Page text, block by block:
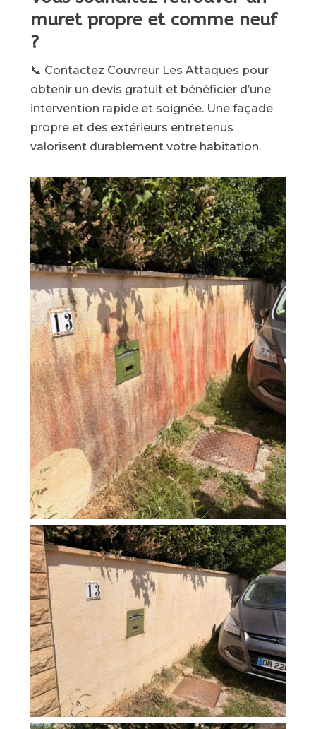
muret propre et comme neuf
?
📞 Contactez Couvreur Les Attaques pour
obtenir un devis gratuit et bénéficier d’une
intervention rapide et soignée. Une façade
propre et des extérieurs entretenus
valorisent durablement votre habitation.